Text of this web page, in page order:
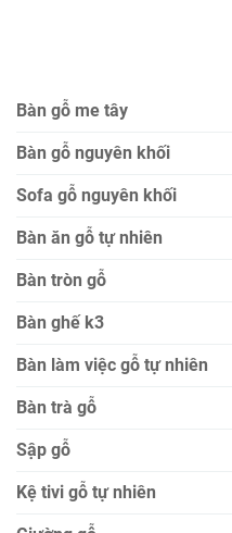
Bàn gỗ me tây
Bàn gỗ nguyên khối
Sofa gỗ nguyên khối
Bàn ăn gỗ tự nhiên
Bàn tròn gỗ
Bàn ghế k3
Bàn làm việc gỗ tự nhiên
Bàn trà gỗ
Sập gỗ
Kệ tivi gỗ tự nhiên